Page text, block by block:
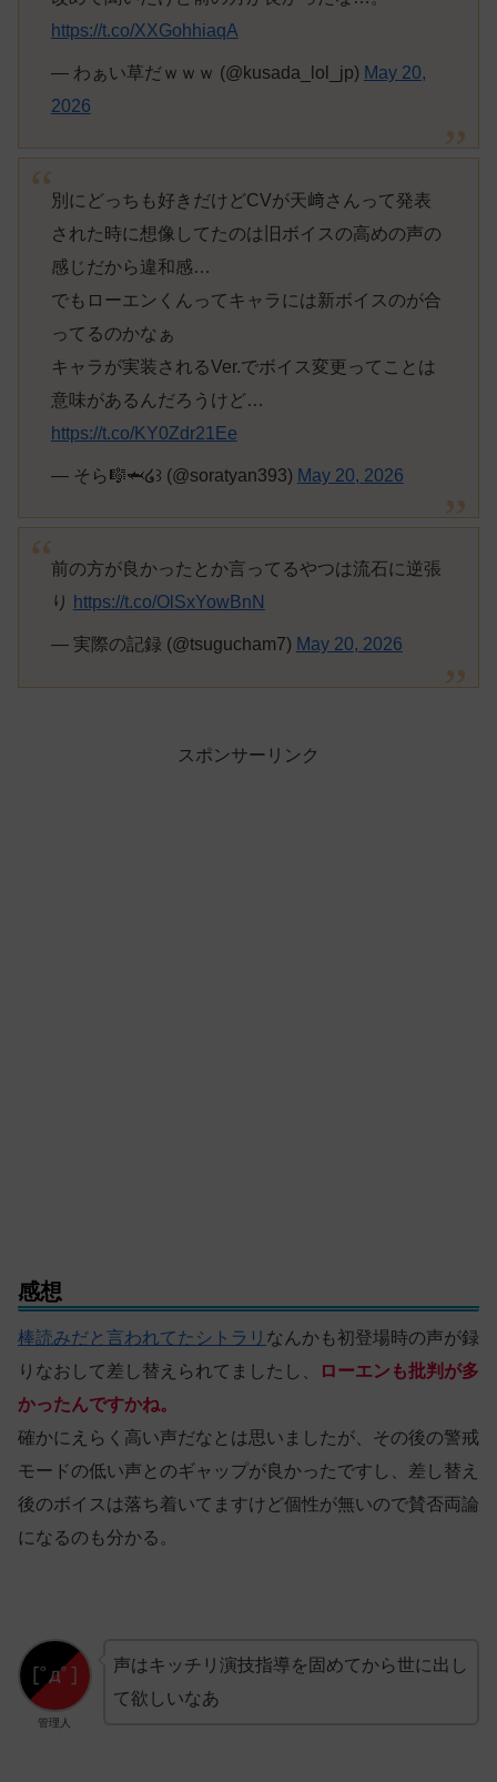
https://t.co/XXGohhiaqA
— わぁい草だｗｗｗ (@kusada_lol_jp) May 20,
2026
別にどっちも好きだけどCVが天﨑さんって発表
された時に想像してたのは旧ボイスの高めの声の
感じだから違和感…
でもローエンくんってキャラには新ボイスのが合
ってるのかなぁ
キャラが実装されるVer.でボイス変更ってことは
意味があるんだろうけど…
https://t.co/KY0Zdr21Ee
— そら🎼🦈໒꒱ (@soratyan393) May 20, 2026
前の方が良かったとか言ってるやつは流石に逆張
り
https://t.co/OlSxYowBnN
— 実際の記録 (@tsugucham7) May 20, 2026
スポンサーリンク
感想
棒読みだと言われてたシトラリ なんかも初登場時の声が録
りなおして差し替えられてましたし、
ローエンも批判が多
かったんですかね。
確かにえらく高い声だなとは思いましたが、その後の警戒
モードの低い声とのギャップが良かったですし、差し替え
後のボイスは落ち着いてますけど個性が無いので賛否両論
になるのも分かる。
管理人
声はキッチリ演技指導を固めてから世に出し
て欲しいなあ